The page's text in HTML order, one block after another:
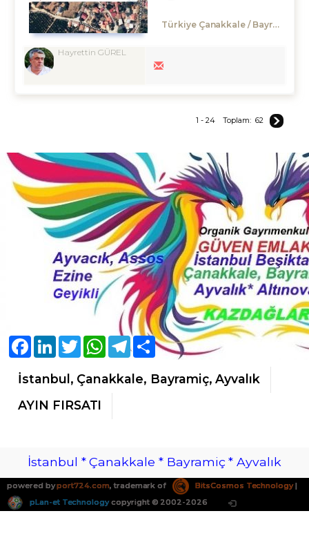
Türkiye Çanakkale / Bayramiç
Hayrettin GÜREL
1 - 24 Toplam: 62
İstanbul, Çanakkale, Bayramiç, Ayvalık
AYIN FIRSATI
FacebookLinkedInTwitter WhatsAppTelegramShare
İstanbul * Çanakkale * Bayramiç * Ayvalık
powered byport724.com, trademark of BitsCosmos Technology|
pLan-et Technologycopyright © 2002-2026